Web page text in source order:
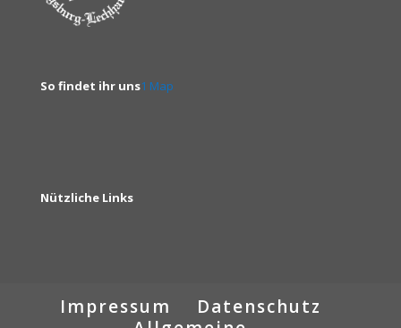
So findet ihr uns1 Map
Nützliche Links
Impressum
Datenschutz